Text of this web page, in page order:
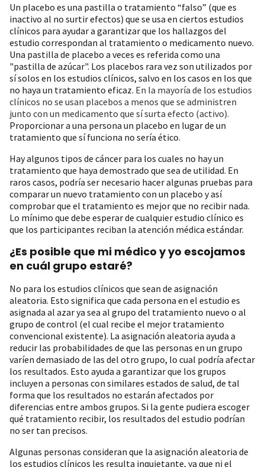
Un placebo es una pastilla o tratamiento “falso” (que es
inactivo al no surtir efectos) que se usa en ciertos estudios
clínicos para ayudar a garantizar que los hallazgos del
estudio correspondan al tratamiento o medicamento nuevo.
Una pastilla de placebo a veces es referida como una
"pastilla de azúcar". Los placebos rara vez son utilizados por
sí solos en los estudios clínicos, salvo en los casos en los que
no haya un tratamiento eficaz. En la mayoría de los estudios
clínicos no se usan placebos a menos que se administren
junto con un medicamento que sí surta efecto (activo).
Proporcionar a una persona un placebo en lugar de un
tratamiento que sí funciona no sería ético.
Hay algunos tipos de cáncer para los cuales no hay un
tratamiento que haya demostrado que sea de utilidad. En
raros casos, podría ser necesario hacer algunas pruebas para
comparar un nuevo tratamiento con un placebo y así
comprobar que el tratamiento es mejor que no recibir nada.
Lo mínimo que debe esperar de cualquier estudio clínico es
que los participantes reciban la atención médica estándar.
¿Es posible que mi médico y yo escojamos
en cuál grupo estaré?
No para los estudios clínicos que sean de asignación
aleatoria. Esto significa que cada persona en el estudio es
asignada al azar ya sea al grupo del tratamiento nuevo o al
grupo de control (el cual recibe el mejor tratamiento
convencional existente). La asignación aleatoria ayuda a
reducir las probabilidades de que las personas en un grupo
varíen demasiado de las del otro grupo, lo cual podría afectar
los resultados. Esto ayuda a garantizar que los grupos
incluyen a personas con similares estados de salud, de tal
forma que los resultados no estarán afectados por
diferencias entre ambos grupos. Si la gente pudiera escoger
qué tratamiento recibir, los resultados del estudio podrían
no ser tan precisos.
Algunas personas consideran que la asignación aleatoria de
los estudios clínicos les resulta inquietante, ya que ni el